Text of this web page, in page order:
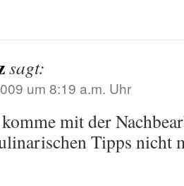
sagt:
um 8:19 a.m. Uhr
mit der
Tipps nicht